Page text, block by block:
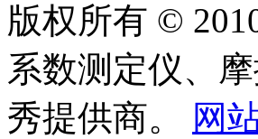
版权所有 ©
系数测定仪、
秀提供商。
网